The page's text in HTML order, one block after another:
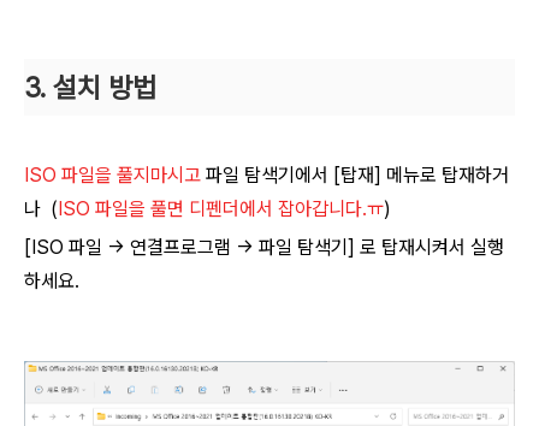
3. 설치 방법
ISO 파일을 풀지마시고 파일 탐색기에서 [탑재] 메뉴로 탑재하거
나 (ISO 파일을 풀면 디펜더에서 잡아갑니다.ㅠ)
[ISO 파일 → 연결프로그램 → 파일 탐색기] 로 탑재시켜서 실행
하세요.